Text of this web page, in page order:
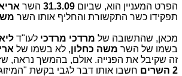
הפרט המעניין הוא, שביום 31.3.09השר
תפקידו כשר התקשורת והחליף אותו השר
מכאן, שהתשובה של מרדכי מרדכי לעו"ד
בשמו של השר משה כחלון, לא בשמו של
זה שקיבל את הפנייה. אולם, בהמשך נראה,
2 השריםחשבו אותו דבר לגבי בקשת